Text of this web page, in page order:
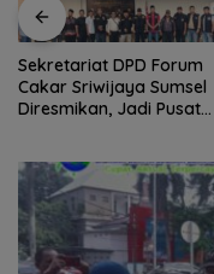
Sekretariat DPD Forum
Cakar Sriwijaya Sumsel
Diresmikan, Jadi Pusat